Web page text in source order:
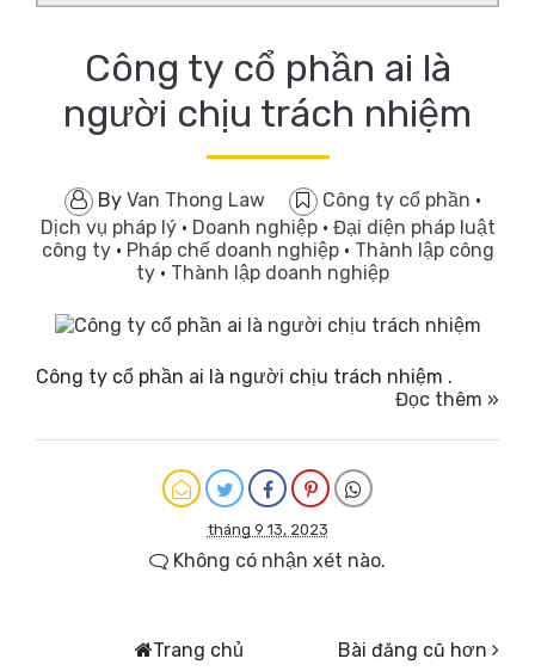
Công ty cổ phần ai là
người chịu trách nhiệm
By Van Thong Law Công ty cổ phần ·
Dịch vụ pháp lý · Doanh nghiệp · Đại diện pháp luật
công ty · Pháp chế doanh nghiệp · Thành lập công
ty · Thành lập doanh nghiệp
Công ty cổ phần ai là người chịu trách nhiệm .
Đọc thêm »
tháng 9 13, 2023
Không có nhận xét nào.
Bài đăng cũ hơn
Trang chủ